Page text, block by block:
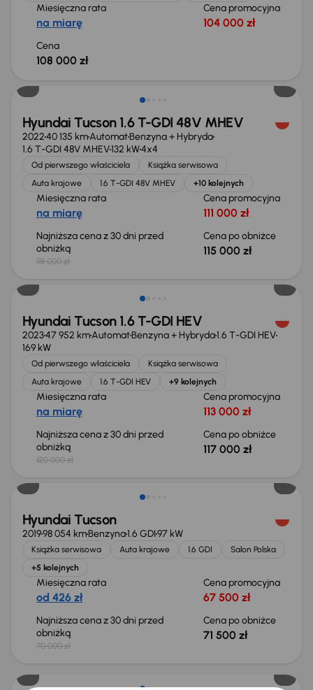
Miesięczna rata
na miarę
Cena promocyjna
104 000 zł
Cena
108 000 zł
Taniej o 3 000 zł
Hyundai Tucson 1.6 T-GDI 48V MHEV
202240 135 kmAutomatBenzyna + Hybryda
1.6 T-GDI 48V MHEV132 kW4x4
Od pierwszego właściciela
Książka serwisowa
Auta krajowe
1.6 T-GDI 48V MHEV +10 kolejnych
Miesięczna rata
na miarę
Cena promocyjna
111 000 zł
Najniższa cena z 30 dni przed
obniżką
118 000 zł
Cena po obniżce
115 000 zł
Taniej o 3 000 zł
Hyundai Tucson 1.6 T-GDI HEV
202347 952 kmAutomatBenzyna + Hybryda1.6 T-GDI HEV
169 kW
Od pierwszego właściciela
Książka serwisowa
Auta krajowe
1.6 T-GDI HEV +9 kolejnych
Miesięczna rata
na miarę
Cena promocyjna
113 000 zł
Najniższa cena z 30 dni przed
obniżką
120 000 zł
Cena po obniżce
117 000 zł
Hyundai Tucson
201998 054 kmBenzyna1.6 GDI97 kW
Książka serwisowa Auta krajowe 1.6 GDI
Salon Polska
+5 kolejnych
Miesięczna rata
od 426 zł
Cena promocyjna
67 500 zł
Najniższa cena z 30 dni przed
obniżką
70 000 zł
Cena po obniżce
71 500 zł